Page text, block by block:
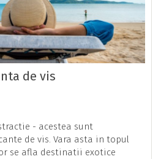
de vis
- acestea sunt
de vis. Vara asta in topul
se afla destinatii exotice